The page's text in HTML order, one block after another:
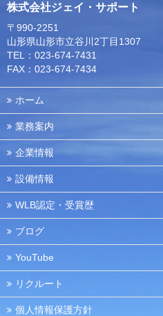
株式会社ジェイ・サポート
〒990-2251
山形県山形市立谷川2丁目1307
TEL：023-674-7431
FAX：023-674-7434
ホーム
業務案内
企業情報
設備情報
WLB認定・受賞歴
ブログ
YouTube
リクルート
個人情報保護方針